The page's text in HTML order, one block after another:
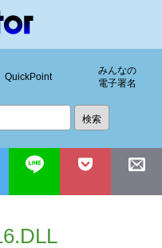
QuickPoint
みんなの
電子署名